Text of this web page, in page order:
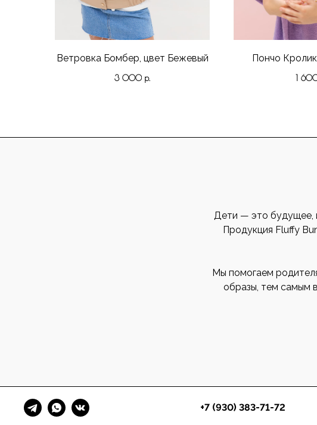
Ветровка Бомбер, цвет Бежевый
3 000 р.
Пончо
1
Дети — это будущее,
Продукция Fluffy
Мы помогаем
образы, тем самым
+7 (930) 383-71-72